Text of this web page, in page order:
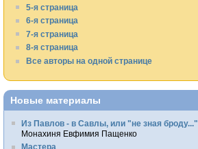
5-я страница
6-я страница
7-я страница
8-я страница
Все авторы на одной странице
Новые материалы
Из Павлов - в Савлы, или "не зная броду..."
Монахиня Евфимия Пащенко
Мастера